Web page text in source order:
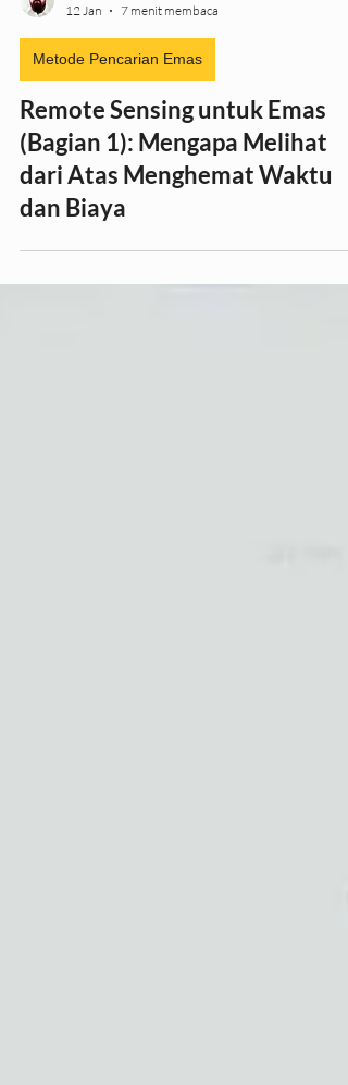
Leend
12 Jan
7 menit membaca
Metode Pencarian Emas
Remote Sensing untuk Emas
(Bagian 1): Mengapa Melihat
dari Atas Menghemat Waktu
dan Biaya